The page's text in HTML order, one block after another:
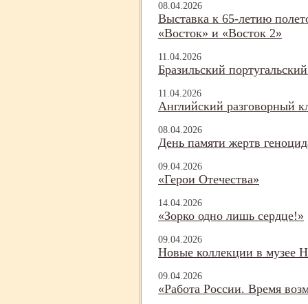
08.04.2026
Выставка к 65-летию
«Восток» и «Восток 2»
11.04.2026
Бразильский
11.04.2026
Английский разговорный
08.04.2026
День памяти жертв
09.04.2026
«Герои Отечества»
14.04.2026
«Зорко одно лишь сердце!»
09.04.2026
Новые коллекции в музее
09.04.2026
«Работа России. Время